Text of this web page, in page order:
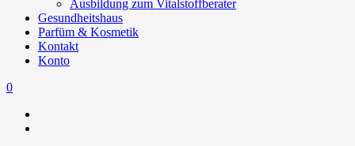
Ausbildung zum Vitalstoffberater
Gesundheitshaus
Parfüm & Kosmetik
Kontakt
Konto
0